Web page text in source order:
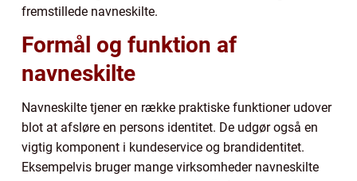
fremstillede navneskilte.
Formål og funktion af
navneskilte
Navneskilte tjener en række praktiske funktioner udover
blot at afsløre en persons identitet. De udgør også en
vigtig komponent i kundeservice og brandidentitet.
Eksempelvis bruger mange virksomheder navneskilte